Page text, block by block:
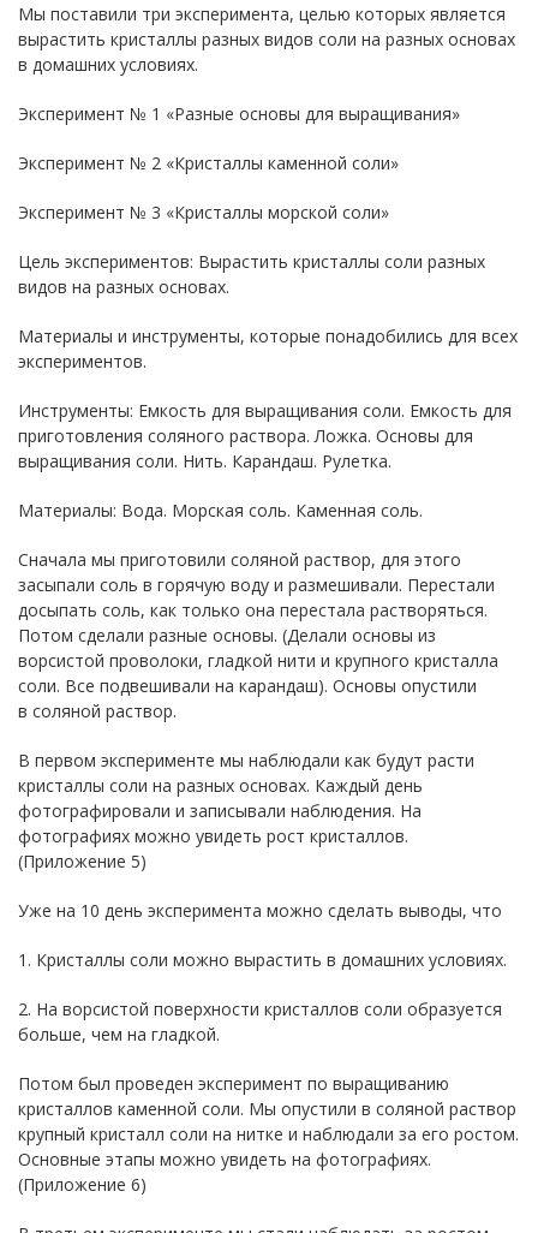
Мы поставили три эксперимента, целью которых является
вырастить кристаллы разных видов соли на разных основах
в домашних условиях.
Эксперимент № 1 «Разные основы для выращивания»
Эксперимент № 2 «Кристаллы каменной соли»
Эксперимент № 3 «Кристаллы морской соли»
Цель экспериментов: Вырастить кристаллы соли разных
видов на разных основах.
Материалы и инструменты, которые понадобились для всех
экспериментов.
Инструменты: Емкость для выращивания соли. Емкость для
приготовления соляного раствора. Ложка. Основы для
выращивания соли. Нить. Карандаш. Рулетка.
Материалы: Вода. Морская соль. Каменная соль.
Сначала мы приготовили соляной раствор, для этого
засыпали соль в горячую воду и размешивали. Перестали
досыпать соль, как только она перестала растворяться.
Потом сделали разные основы. (Делали основы из
ворсистой проволоки, гладкой нити и крупного кристалла
соли. Все подвешивали на карандаш). Основы опустили
в соляной раствор.
В первом эксперименте мы наблюдали как будут расти
кристаллы соли на разных основах. Каждый день
фотографировали и записывали наблюдения. На
фотографиях можно увидеть рост кристаллов.
(Приложение 5)
Уже на 10 день эксперимента можно сделать выводы, что
1. Кристаллы соли можно вырастить в домашних условиях.
2. На ворсистой поверхности кристаллов соли образуется
больше, чем на гладкой.
Потом был проведен эксперимент по выращиванию
кристаллов каменной соли. Мы опустили в соляной раствор
крупный кристалл соли на нитке и наблюдали за его ростом.
Основные этапы можно увидеть на фотографиях.
(Приложение 6)